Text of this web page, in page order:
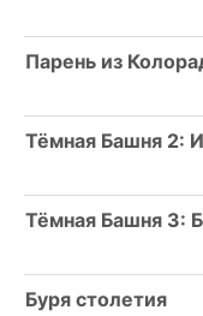
Парень из
Тёмная Башня 2:
Тёмная Башня 3:
Буря столетия